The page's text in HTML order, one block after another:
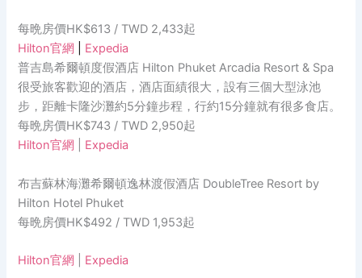
每晩房價HK$613 / TWD 2,433起
Hilton官網
Expedia
普吉島希爾頓度假酒店 Hilton Phuket Arcadia Resort & Spa
很受旅客歡迎的酒店，酒店面績很大，設有三個大型泳池
步，距離卡隆沙灘約5分鐘步程，行約15分鐘就有很多食店。
每晩房價HK$743 / TWD 2,950起
Hilton官網
Expedia
布吉蘇林海灘希爾頓逸林渡假酒店 DoubleTree Resort by
Hilton Hotel Phuket
每晩房價HK$492 / TWD 1,953起
Hilton官網 Expedia